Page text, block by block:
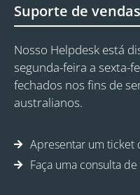
Suporte de
Nosso Helpdesk está
segunda-feira a sexta-
fechados nos fins de
australianos.
Apresentar um ticket
Faça uma consulta